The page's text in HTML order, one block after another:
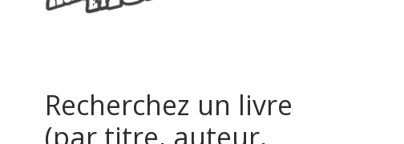
Recherchez un livre